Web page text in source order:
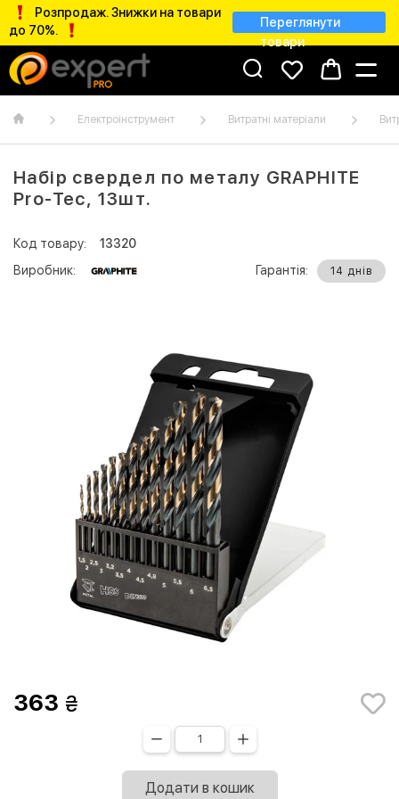
Розпродаж. Знижки на товари
до 70%.
Переглянути
товари
Електроінструмент Витратні матеріали
Набір свердел по металу GRAPHITE
Pro-Tec, 13шт.
Код товару:
13320
Виробник:
Гарантія: 14 днів
363
Додати в кошик